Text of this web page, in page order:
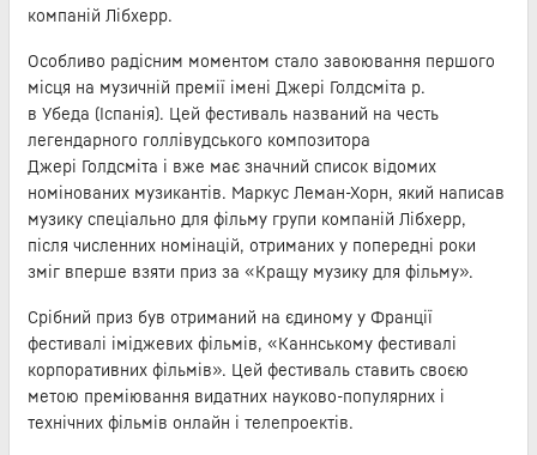
компаній Лібхерр.
Особливо радісним моментом стало завоювання першого
місця на музичній премії імені Джері Голдсміта р.
в Убеда (Іспанія). Цей фестиваль названий на честь
легендарного голлівудського композитора
Джері Голдсміта і вже має значний список відомих
номінованих музикантів. Маркус Леман-Хорн, який написав
музику спеціально для фільму групи компаній Лібхерр,
після численних номінацій, отриманих у попередні роки
зміг вперше взяти приз за «Кращу музику для фільму».
Срібний приз був отриманий на єдиному у Франції
фестивалі іміджевих фільмів, «Каннському фестивалі
корпоративних фільмів». Цей фестиваль ставить своєю
метою преміювання видатних науково-популярних і
технічних фільмів онлайн і телепроектів.